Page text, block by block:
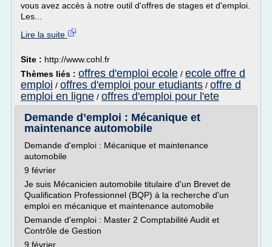
vous avez accès à notre outil d'offres de stages et d'emploi.
Les...
Lire la suite
Site : http://www.cohl.fr
Thèmes liés : offres d'emploi ecole / ecole offre d
emploi / offres d'emploi pour etudiants / offre d
emploi en ligne / offres d'emploi pour l'ete
Demande d’emploi : Mécanique et
maintenance automobile
Demande d'emploi : Mécanique et maintenance
automobile
9 février
Je suis Mécanicien automobile titulaire d'un Brevet de
Qualification Professionnel (BQP) à la recherche d'un
emploi en mécanique et maintenance automobile
Demande d'emploi : Master 2 Comptabilité Audit et
Contrôle de Gestion
9 février